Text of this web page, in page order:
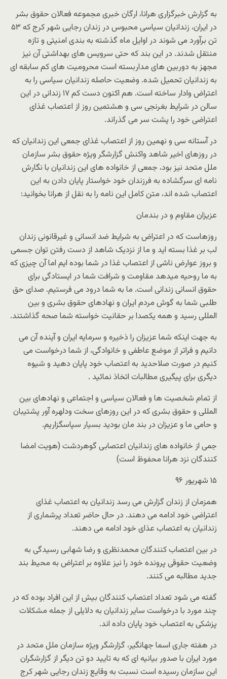
به گزارش خبرگزاری هرانا، ارگان خبری مجموعه فعالان حقوق بشر
در ایران، زندانیان سیاسی محبوس در زندان رجایی شهر کرج که ۵۳
تن برآورد می شوند در اوایل ماه گذشته به بندی امنیتی و تازه
منتقل شدند. در این بند که حتی سرویس های بهداشتی آن نیز
مجهز به دوربین های مداربسته است محرومیت های کم سابقه ای
به زندانیان تحمیل شده. وضعیت حاصله زندانیان سیاسی را به
اعتراض وادار ساخته است. هم اکنون دست کم ۱۷ زندانی در این
سالن در شرایط بغرنجی سی و هشتمین روز از اعتصاب غذای
اعتراضی خود را پشت سر می گذراند.
در آستانه سی و نهمین روز از اعتصاب غذای جمعی این زندانیان که
در روزهای اخیر شاهد واکنش گزارشگر ویژه حقوق بشر سازمان
ملل متحد نیز بود، جمعی از خانواده های این زندانیان با نگارش
نامه ای سرگشاده به فرزندان خود خواستار پایان دادن به این
اعتصاب شده اند، متن کامل این نامه را به نقل از هرانا بخوانید:
عزیزان مقاوم و در بندمان
روزهاست که در اعتراض به شرایط ضد انسانی و غیرقانونی زندان
لب بر غذا بسته اید و ما از نزدیک شاهد از دست رفتن توان جسمی
و بروز عوارض ناشی از اعتصاب غذا در شما بوده ایم اما آن چیزی که
به ما روحیه میدهد مقاومت و شرافت شما در ایستادگی برای
حقوق انسانی زندانی است. ما به شما درود می فرستیم. صدای حق
طلبی شما به گوش مردم ایران و نهادهای حقوق بشری و بین
المللی رسید و همه یکصدا بر حقانیت خواسته شما صحه گذاشتند.
به جهت اینکه شما عزیزان را ذخیره و سرمایه ایران و آینده آن می
دانیم و فراتر از موضع عاطفی و خانوادگی، از شما درخواست می
کنیم در صورت صلاحدید به اعتصاب خود پایان دهید و شیوه
دیگری برای پیگیری مطالبات اتخاذ نمائید .
از تمام شخصیت ها و فعالان سیاسی و اجتماعی و نهادهای بین
المللی و حقوق بشری که در این روزهای سخت ودلهره آور پشتیبان
و حامی ما و عزیزان در بند مان بودید بسیار سپاسگزاریم.
جمی از خانواده های زندانیان اعتصابی گوهردشت (هویت امضا
کنندگان نزد هرانا محفوظ است)
۱۵ شهریور ۹۶
همزمان از زندان گزارش می رسد زندانیان به اعتصاب غذای
اعتراضی خود ادامه می دهند. در حال حاضر تعداد پرشماری از
زندانیان به اعتصاب عذای خود ادامه می دهند.
در بین اعتصاب کنندگان محمدنظری و رضا شهابی رسیدگی به
وضعیت حقوقی پرونده خود را نیز علاوه بر اعتراض به محیط بند
جدید مطالبه می کنند.
گفته می شود تعداد اعتصاب کنندگان بیش از این افراد بوده که در
چند مورد با درخواست سایر زندانیان به دلایلی از جمله مشکلات
پزشکی به اعتصاب خود پایان داده اند.
در هفته جاری اسما جهانگیر، گزارشگر ویژه سازمان ملل متحد در
مورد ایران با صدور بیانیه ای که به تایید دو تن دیگر از گزارشگران
این سازمان رسیده است نسبت به وقایع زندان رجایی شهر کرج